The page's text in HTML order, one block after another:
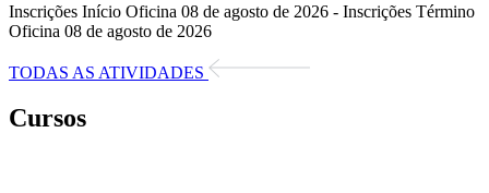
Inscrições Início Oficina 08 de agosto de 2026 - Inscrições Término
Oficina 08 de agosto de 2026
TODAS AS ATIVIDADES
Cursos